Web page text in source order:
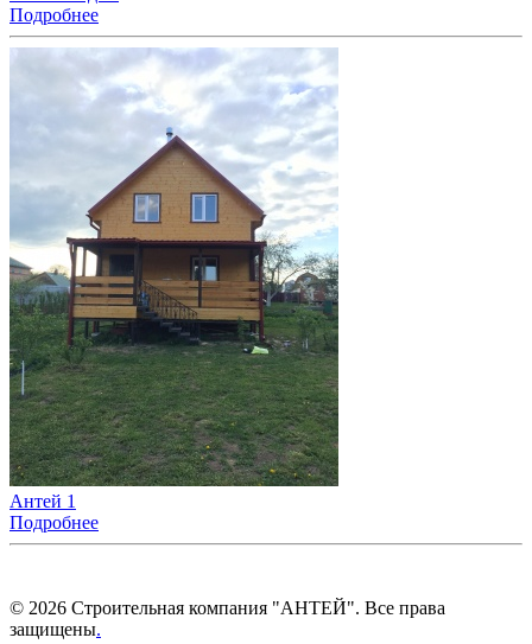
Подробнее
Антей 1
Подробнее
© 2026 Строительная компания "АНТЕЙ". Все права
защищены.